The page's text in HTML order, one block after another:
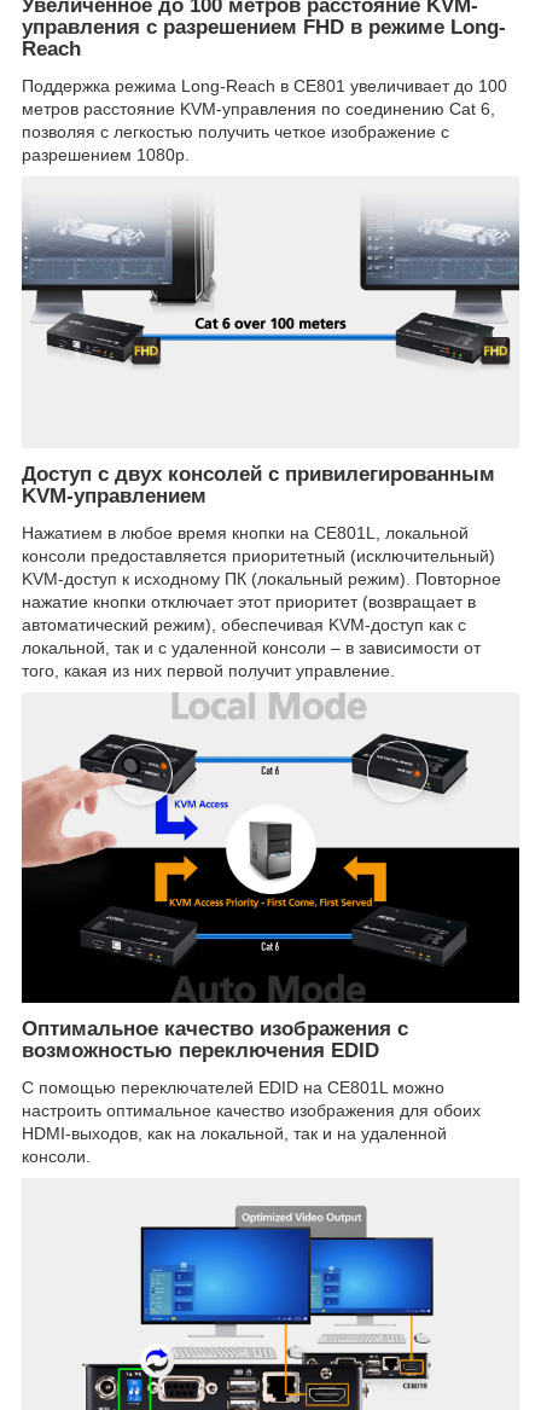
Увеличенное до 100 метров расстояние KVM-
управления с разрешением FHD в режиме Long-
Reach
Поддержка режима Long-Reach в CE801 увеличивает до 100
метров расстояние KVM-управления по соединению Cat 6,
позволяя с легкостью получить четкое изображение с
разрешением 1080p.
Доступ с двух консолей с привилегированным
KVM-управлением
Нажатием в любое время кнопки на CE801L, локальной
консоли предоставляется приоритетный (исключительный)
KVM-доступ к исходному ПК (локальный режим). Повторное
нажатие кнопки отключает этот приоритет (возвращает в
автоматический режим), обеспечивая KVM-доступ как с
локальной, так и с удаленной консоли – в зависимости от
того, какая из них первой получит управление.
Оптимальное качество изображения с
возможностью переключения EDID
С помощью переключателей EDID на CE801L можно
настроить оптимальное качество изображения для обоих
HDMI-выходов, как на локальной, так и на удаленной
консоли.